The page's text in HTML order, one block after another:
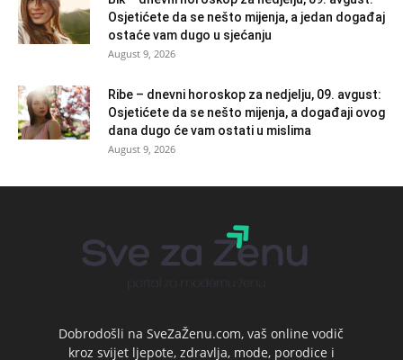
Osjetićete da se nešto mijenja, a jedan događaj
ostaće vam dugo u sjećanju
August 9, 2026
Ribe – dnevni horoskop za nedjelju, 09. avgust:
Osjetićete da se nešto mijenja, a događaji ovog
dana dugo će vam ostati u mislima
August 9, 2026
Dobrodošli na SveZaŽenu.com, vaš online vodič
kroz svijet ljepote, zdravlja, mode, porodice i